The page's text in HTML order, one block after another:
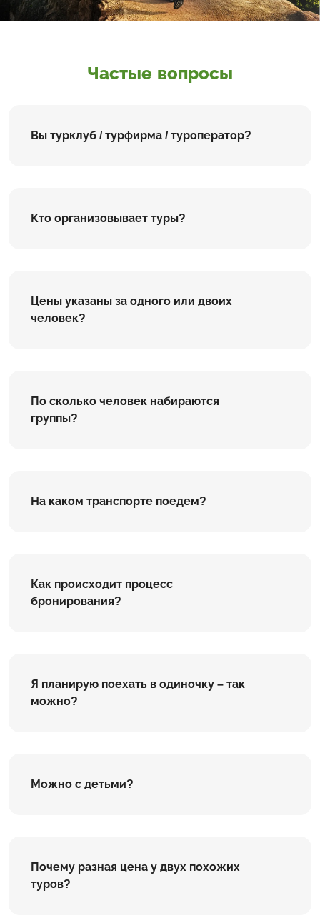
Частые вопросы
Вы турклуб / турфирма / туроператор?
Кто организовывает туры?
Цены указаны за одного или двоих
человек?
По сколько человек набираются
группы?
На каком транспорте поедем?
Как происходит процесс
бронирования?
Я планирую поехать в одиночку – так
можно?
Можно с детьми?
Почему разная цена у двух похожих
туров?